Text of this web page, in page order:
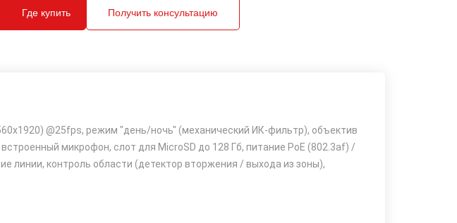
Где купить Получить консультацию
@25fps, режим "день/ночь" (механический ИК-фильтр), объектив
микрофон, слот для MicroSD до 128 Гб, питание PoE (802.3af) /
линии, контроль области (детектор вторжения / выхода из зоны),